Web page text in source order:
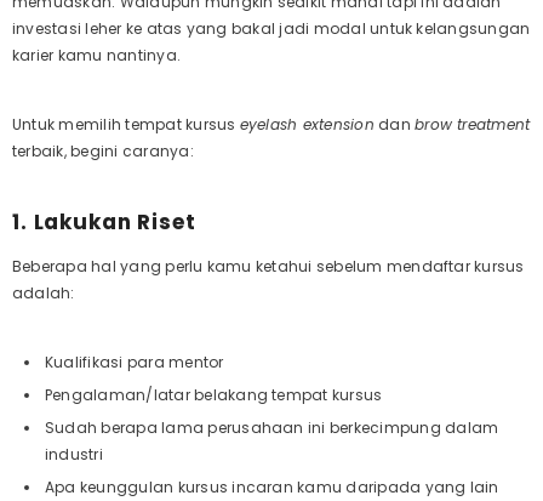
investasi leher ke atas yang bakal jadi modal untuk kelangsungan
karier kamu nantinya.
Untuk memilih tempat kursus eyelash extension danbrow treatment
terbaik, begini caranya:
1. Lakukan Riset
Beberapa hal yang perlu kamu ketahui sebelum mendaftar kursus
adalah:
Kualifikasi para mentor
Pengalaman/latar belakang tempat kursus
Sudah berapa lama perusahaan ini berkecimpung dalam
industri
Apa keunggulan kursus incaran kamu daripada yang lain